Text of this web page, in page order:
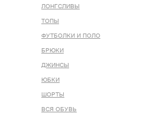
ЛОНГСЛИВЫ
ТОПЫ
ФУТБОЛКИ И ПОЛО
БРЮКИ
ДЖИНСЫ
ЮБКИ
ШОРТЫ
ВСЯ ОБУВЬ